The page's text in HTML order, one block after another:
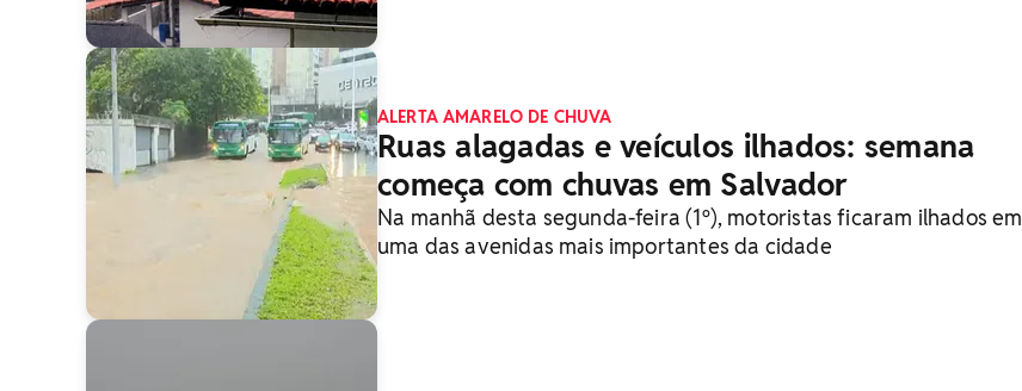
ALERTA AMARELO DE CHUVA
Ruas alagadas e veículos ilhados: semana
começa com chuvas em Salvador
Na manhã desta segunda-feira (1º), motoristas ficaram ilhados em
uma das avenidas mais importantes da cidade